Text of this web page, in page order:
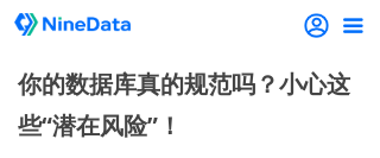
끀
你的数据库真的规范吗？小心这
些“潜在风险”！